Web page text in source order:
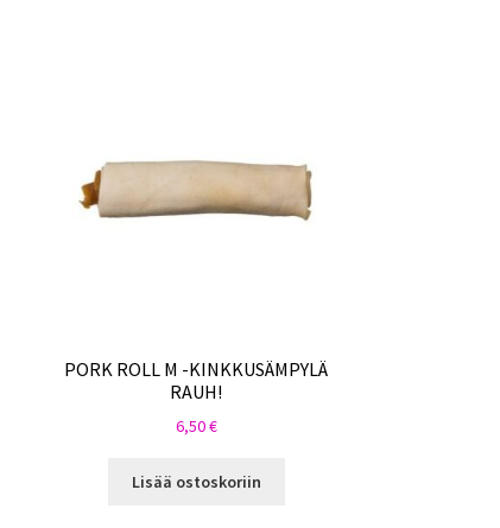
PORK ROLL M -KINKKUSÄMPYLÄ
RAUH!
6,50€
Lisää ostoskoriin